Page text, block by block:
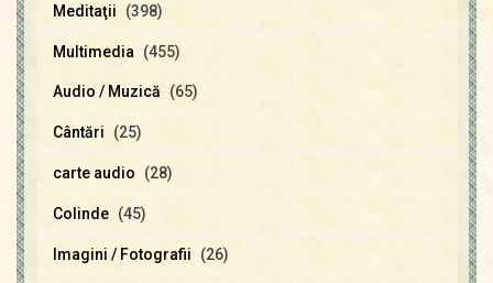
Meditaţii (398)
Multimedia (455)
Audio / Muzică (65)
Cântări (25)
carte audio (28)
Colinde (45)
Imagini / Fotografii (26)